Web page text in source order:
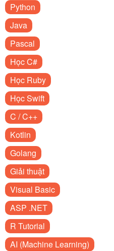
Python
Java
Pascal
Học C#
Học Ruby
Học Swift
C / C++
Kotlin
Golang
Giải thuật
Visual Basic
ASP .NET
R Tutorial
AI (Machine Learning)